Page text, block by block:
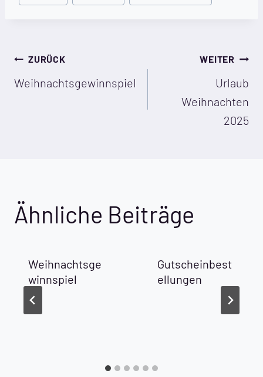
Beitragsnavigation
ZURÜCK
Weihnachtsgewinnspiel
WEITER
Urlaub
Weihnachten
2025
Ähnliche Beiträge
Weihnachtsge
winnspiel
Gutscheinbest
ellungen